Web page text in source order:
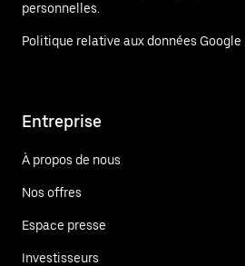
personnelles.
Politique relative aux données Google
Entreprise
À propos de nous
Nos offres
Espace presse
Investisseurs